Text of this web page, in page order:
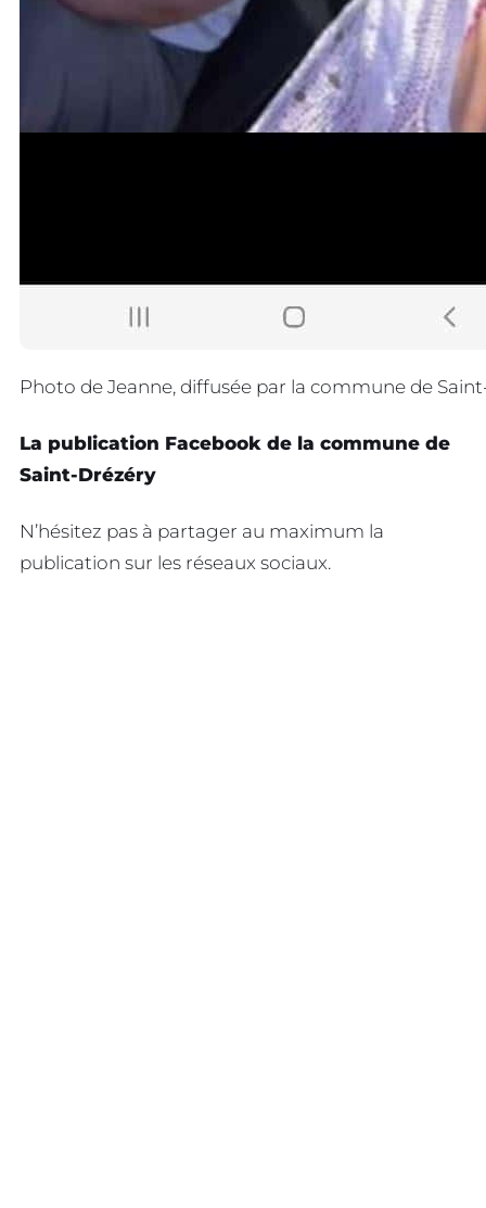
Photo de Jeanne, diffusée par la commune de
La publication Facebook de la commune de
Saint-Drézéry
N’hésitez pas à partager au maximum la
publication sur les réseaux sociaux.